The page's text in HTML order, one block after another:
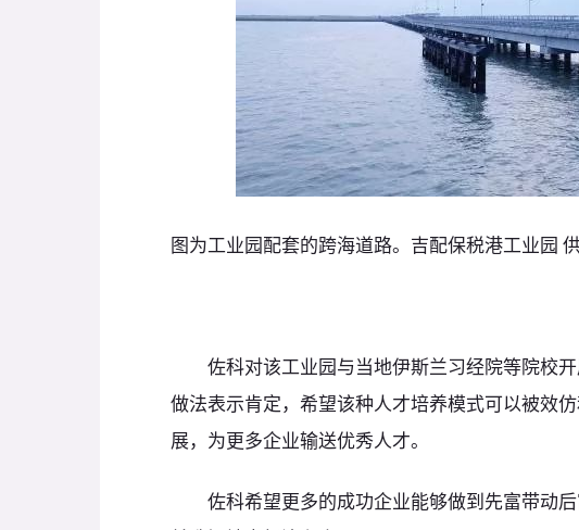
图为工业园配套的跨海道路。吉配保税港工业园
佐科对该工业园与当地伊斯兰习经院等院校开
做法表示肯定，希望该种人才培养模式可以被效
展，为更多企业输送优秀人才。
佐科希望更多的成功企业能够做到先富带动后